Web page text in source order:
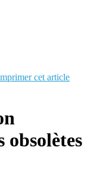
cet article
obsolètes